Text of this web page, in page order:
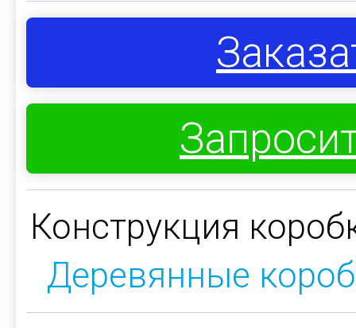
Конструкция
Деревянные